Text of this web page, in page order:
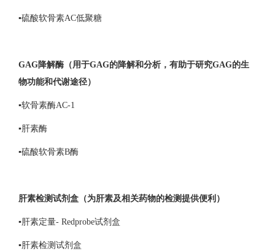
▪硫酸软骨素AC低聚糖
GAG降解酶（用于GAG的降解和分析，有助于研究GAG的生
物功能和代谢途径）
▪软骨素酶AC-1
▪肝素酶
▪硫酸软骨素B酶
肝素检测试剂盒（为肝素及相关药物的检测提供便利）
▪肝素定量- Redprobe试剂盒
▪肝素检测试剂盒